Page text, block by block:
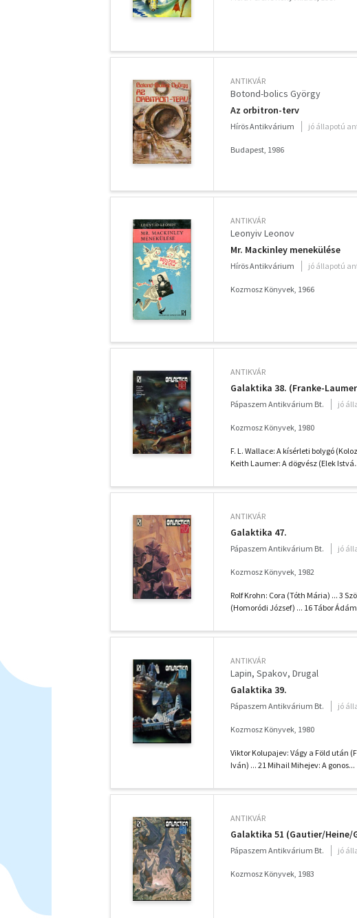
ANTIKVÁR
Botond-bolics György
Az orbitron-terv
Hírös Antikvárium jó állapotú
Budapest, 1986
ANTIKVÁR
Leonyiv Leonov
Mr. Mackinley menekülése
Hírös Antikvárium jó állapotú
Kozmosz Könyvek, 1966
ANTIKVÁR
Galaktika 38. (Franke-
Pápaszem Antikvárium Bt. jó
Kozmosz Könyvek, 1980
F. L. Wallace: A kísérleti bolygó
Keith Laumer: A dögvész (Elek
ANTIKVÁR
Galaktika 47.
Pápaszem Antikvárium Bt. jó
Kozmosz Könyvek, 1982
Rolf Krohn: Cora (Tóth Mária) ... 3
(Homoródi József) ... 16 Tábor
ANTIKVÁR
Lapin Spakov Drugal
Galaktika 39.
Pápaszem Antikvárium Bt. jó
Kozmosz Könyvek, 1980
Viktor Kolupajev: Vágy a Föld után
Iván) ... 21 Mihail Mihejev: A gonos...
ANTIKVÁR
Galaktika 51 (Gautier/Heine/
Pápaszem Antikvárium Bt. jó
Kozmosz Könyvek, 1983